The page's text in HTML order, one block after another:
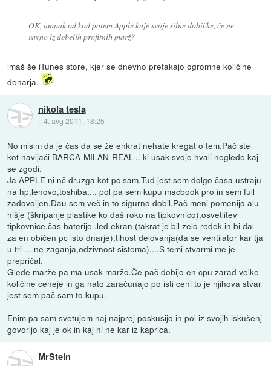
OK, ampak od kod potem Apple kuje svoje silne dobičke, če ne
ravno iz debelih profitnih marž?
imaš še iTunes store, kjer se dnevno pretakajo ogromne količine
denarja.
nikola tesla
::4. avg 2011, 18:25
No mislm da je čas da se že enkrat nehate kregat o tem.Pač ste
kot navijači BARCA-MILAN-REAL-.. ki usak svoje hvali neglede kaj
se zgodi.
Ja APPLE ni nč druzga kot pc sam.Tud jest sem dolgo časa ustraju
na hp,lenovo,toshiba,... pol pa sem kupu macbook pro in sem full
zadovoljen.Dau sem več in to sigurno dobil.Pač meni pomenijo alu
hišje (škripanje plastike ko daš roko na tipkovnico),osvetlitev
tipkovnice,čas baterije ,led ekran (takrat je bil zelo redek in bi dal
za en običen pc isto dnarje),tihost delovanja(da se ventilator kar tja
u tri ... ne zaganja,odzivnost sistema)....S temi stvarmi me je
prepričal.
Glede marže pa ma usak maržo.Če pač dobijo en cpu zarad velke
količine ceneje in ga nato zaračunajo po isti ceni to je njihova stvar
jest sem pač sam to kupu.
Enim pa sam svetujem naj najprej poskusijo in pol iz svojih iskušenj
govorijo kaj je ok in kaj ni ne kar iz kaprica.
MrStein